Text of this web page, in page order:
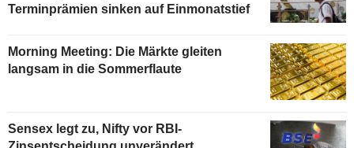
Terminprämien sinken auf Einmonatstief
Morning Meeting: Die Märkte gleiten
langsam in die Sommerflaute
Sensex legt zu, Nifty vor RBI-